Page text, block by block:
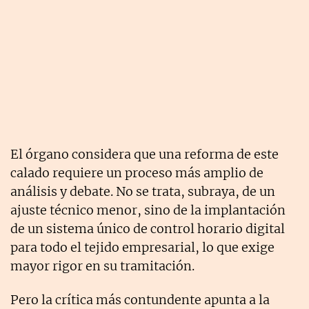
El órgano considera que una reforma de este
calado requiere un proceso más amplio de
análisis y debate. No se trata, subraya, de un
ajuste técnico menor, sino de la implantación
de un sistema único de control horario digital
para todo el tejido empresarial, lo que exige
mayor rigor en su tramitación.
Pero la crítica más contundente apunta a la